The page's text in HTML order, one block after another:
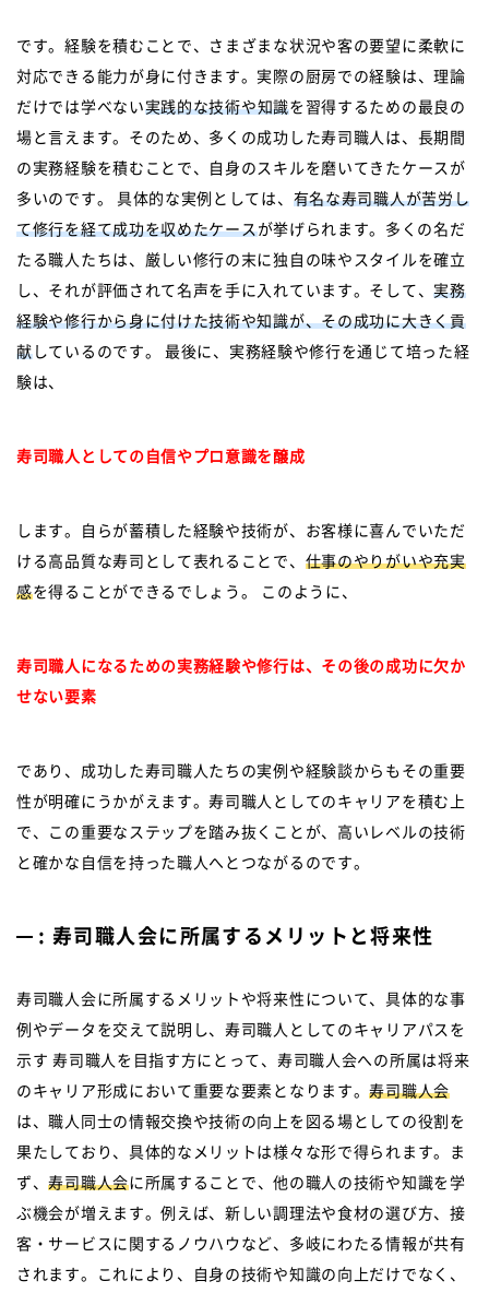
です。経験を積むことで、さまざまな状況や客の要望に柔軟に
対応できる能力が身に付きます。実際の厨房での経験は、理論
だけでは学べない実践的な技術や知識を習得するための最良の
場と言えます。そのため、多くの成功した寿司職人は、長期間
の実務経験を積むことで、自身のスキルを磨いてきたケースが
多いのです。 具体的な実例としては、 有名な寿司職人が苦労し
て修行を経て成功を収めたケースが挙げられます。多くの名だ
たる職人たちは、厳しい修行の末に独自の味やスタイルを確立
し、それが評価されて名声を手に入れています。そして、実務
経験や修行から身に付けた技術や知識が、その成功に大きく貢
献しているのです。 最後に、実務経験や修行を通じて培った経
験は、
寿司職人としての自信やプロ意識を醸成
します。自らが蓄積した経験や技術が、お客様に喜んでいただ
ける高品質な寿司として表れることで、 仕事のやりがいや充実
感を得ることができるでしょう。 このように、
寿司職人になるための実務経験や修行は、その後の成功に欠か
せない要素
であり、成功した寿司職人たちの実例や経験談からもその重要
性が明確にうかがえます。寿司職人としてのキャリアを積む上
で、この重要なステップを踏み抜くことが、高いレベルの技術
と確かな自信を持った職人へとつながるのです。
: 寿司職人会に所属するメリットと将来性
寿司職人会に所属するメリットや将来性について、具体的な事
例やデータを交えて説明し、寿司職人としてのキャリアパスを
示す 寿司職人を目指す方にとって、寿司職人会への所属は将来
のキャリア形成において重要な要素となります。寿司職人会
は、職人同士の情報交換や技術の向上を図る場としての役割を
果たしており、具体的なメリットは様々な形で得られます。ま
ず、寿司職人会に所属することで、他の職人の技術や知識を学
ぶ機会が増えます。例えば、新しい調理法や食材の選び方、接
客・サービスに関するノウハウなど、多岐にわたる情報が共有
されます。これにより、自身の技術や知識の向上だけでなく、